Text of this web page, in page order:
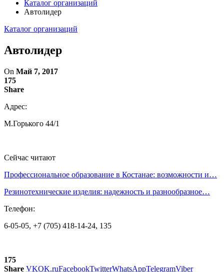
Каталог организаций
Автолидер
Каталог организаций
Автолидер
On Май 7, 2017
175
Share
Адрес:
М.Горького 44/1
Сейчас читают
Профессиональное образование в Костанае: возможности и…
Резинотехнические изделия: надежность и разнообразное…
Телефон:
6-05-05, +7 (705) 418-14-24, 135
175
Share VKOK.ruFacebookTwitterWhatsAppTelegramViber